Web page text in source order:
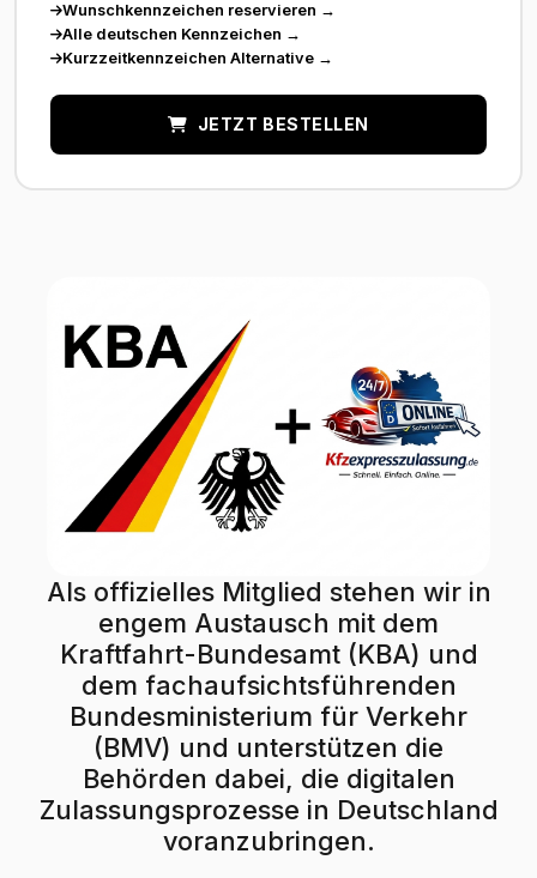
Wunschkennzeichen reservieren →
Alle deutschen Kennzeichen →
Kurzzeitkennzeichen Alternative →
JETZT BESTELLEN
Als offizielles Mitglied stehen wir in
engem Austausch mit dem
Kraftfahrt-Bundesamt (KBA) und
dem fachaufsichtsführenden
Bundesministerium für Verkehr
(BMV) und unterstützen die
Behörden dabei, die digitalen
Zulassungsprozesse in Deutschland
voranzubringen.